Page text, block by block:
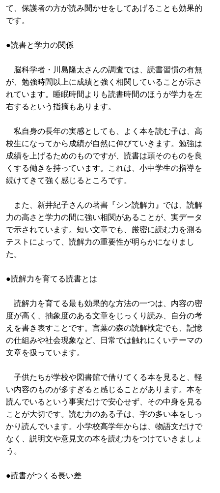
て、保護者の方が読み聞かせをしてあげることも効果的
です。
●読書と学力の関係
脳科学者・川島隆太さんの調査では、読書習慣の有無
が、勉強時間以上に成績と強く相関していることが示さ
れています。睡眠時間よりも読書時間のほうが学力を左
右するという指摘もあります。
私自身の長年の実感としても、よく本を読む子は、高
校生になってから成績が自然に伸びていきます。勉強は
成績を上げるためのものですが、読書は頭そのものを良
くする働きを持っています。これは、小中学生の指導を
続けてきて強く感じるところです。
また、新井紀子さんの著書『シン読解力』では、読解
力の高さと学力の間に強い相関があることが、実データ
で示されています。短い文章でも、厳密に読む力を測る
テストによって、読解力の重要性が明らかになりまし
た。
●読解力を育てる読書とは
読解力を育てる最も効果的な方法の一つは、内容の密
度が高く、抽象度のある文章をじっくり読み、自分の考
えを書き表すことです。言葉の森の読解検定でも、記憶
の仕組みや社会現象など、日常では触れにくいテーマの
文章を扱っています。
子供たちが学校や図書館で借りてくる本を見ると、軽
い内容のものが多すぎると感じることがあります。本を
読んでいるという事実だけで安心せず、その中身を見る
ことが大切です。読む力のある子は、字の多い本をしっ
かり読んでいます。小学校高学年からは、物語文だけで
なく、説明文や意見文の本を読む力をつけていきましょ
う。
●読書がつくる長い差